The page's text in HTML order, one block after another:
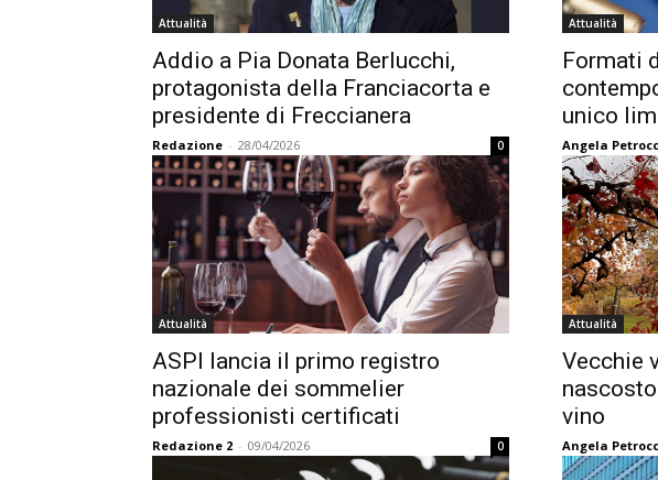
Attualità
Addio a Pia Donata Berlucchi,
protagonista della Franciacorta e
presidente di Freccianera
Redazione - 28/04/2026 0
Attualità
Formati
unico
Angela
Attualità
ASPI lancia il primo registro
nazionale dei sommelier
professionisti certificati
Redazione 2 - 09/04/2026 0
Attualità
Vecchie
vino
Angela